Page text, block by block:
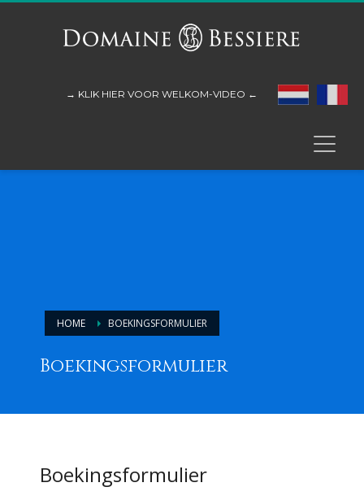
→ KLIK HIER VOOR WELKOM-VIDEO ←
HOME BOEKINGSFORMULIER
Boekingsformulier
Boekingsformulier